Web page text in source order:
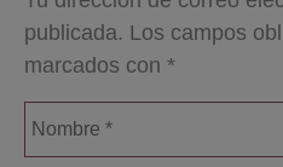
publicada. Los campos
marcados con *